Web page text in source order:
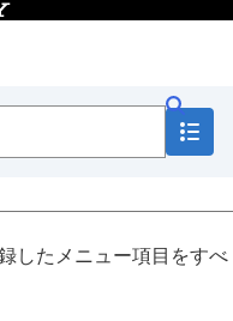
したメニュー項目をすべ